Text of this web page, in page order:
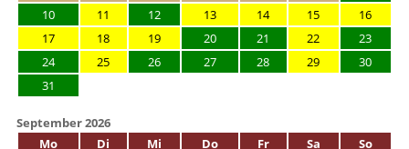
10
11 12 13 14 15
16
17
18 19 20 21 22
23
24
25 26 27 28 29
30
31
September 2026
Mo
Di Mi Do Fr Sa
So